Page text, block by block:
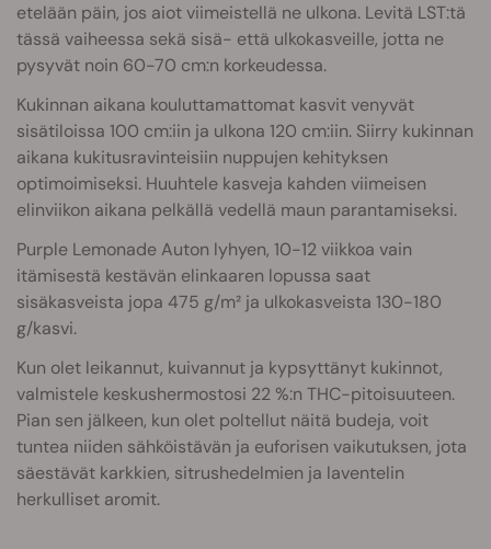
etelään päin, jos aiot viimeistellä ne ulkona. Levitä LST:tä
tässä vaiheessa sekä sisä- että ulkokasveille, jotta ne
pysyvät noin 60-70 cm:n korkeudessa.
Kukinnan aikana kouluttamattomat kasvit venyvät
sisätiloissa 100 cm:iin ja ulkona 120 cm:iin. Siirry kukinnan
aikana kukitusravinteisiin nuppujen kehityksen
optimoimiseksi. Huuhtele kasveja kahden viimeisen
elinviikon aikana pelkällä vedellä maun parantamiseksi.
Purple Lemonade Auton lyhyen, 10-12 viikkoa vain
itämisestä kestävän elinkaaren lopussa saat
sisäkasveista jopa 475 g/m² ja ulkokasveista 130-180
g/kasvi.
Kun olet leikannut, kuivannut ja kypsyttänyt kukinnot,
valmistele keskushermostosi 22 %:n THC-pitoisuuteen.
Pian sen jälkeen, kun olet poltellut näitä budeja, voit
tuntea niiden sähköistävän ja euforisen vaikutuksen, jota
säestävät karkkien, sitrushedelmien ja laventelin
herkulliset aromit.